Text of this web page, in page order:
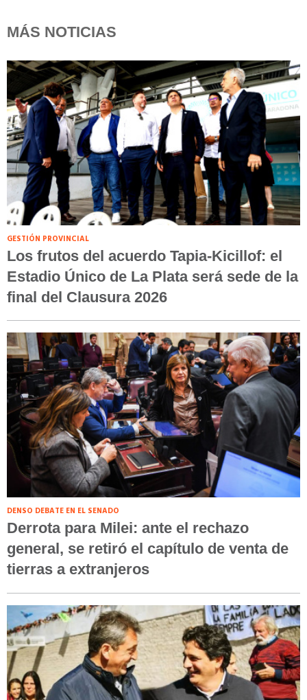
MÁS NOTICIAS
GESTIÓN PROVINCIAL
Los frutos del acuerdo Tapia-Kicillof: el
Estadio Único de La Plata será sede de la
final del Clausura 2026
DENSO DEBATE EN EL SENADO
Derrota para Milei: ante el rechazo
general, se retiró el capítulo de venta de
tierras a extranjeros